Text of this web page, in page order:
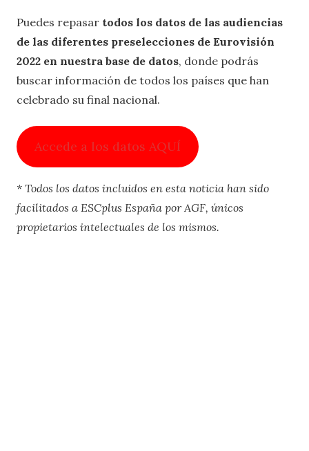
Puedes repasar todos los datos de las audiencias
de las diferentes preselecciones de Eurovisión
2022 en nuestra base de datos, donde podrás
buscar información de todos los países que han
celebrado su final nacional.
Accede a los datos AQUÍ
* Todos los datos incluidos en esta noticia han sido
facilitados a ESCplus España por AGF, únicos
propietarios intelectuales de los mismos.